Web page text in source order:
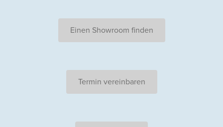
Einen Showroom finden
Termin vereinbaren